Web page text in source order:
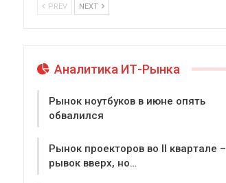
PREV NEXT
Аналитика ИТ-Рынка
Рынок ноутбуков в июне опять
обвалился
Рынок проекторов во II квартале –
рывок вверх, но…